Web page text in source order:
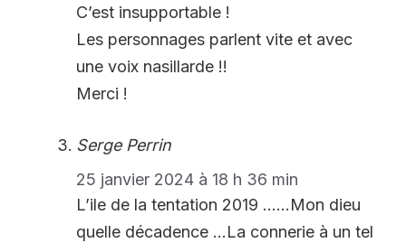
C’est insupportable !
Les personnages parlent vite et avec
une voix nasillarde !!
Merci !
Serge Perrin
25 janvier 2024 à 18 h 36 min
L’ile de la tentation 2019 ……Mon dieu
quelle décadence …La connerie à un tel